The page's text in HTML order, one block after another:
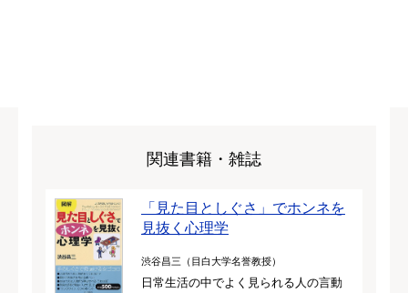
関連書籍・雑誌
「見た目としぐさ」でホンネを
見抜く心理学
渋谷昌三（目白大学名誉教授）
日常生活の中でよく見られる人の言動